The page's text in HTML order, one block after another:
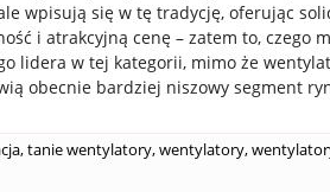
wpisują się w tę tradycję, oferując
i atrakcyjną cenę – zatem to, czego
lidera w tej kategorii, mimo że
obecnie bardziej niszowy segment
,tanie wentylatory,wentylatory,